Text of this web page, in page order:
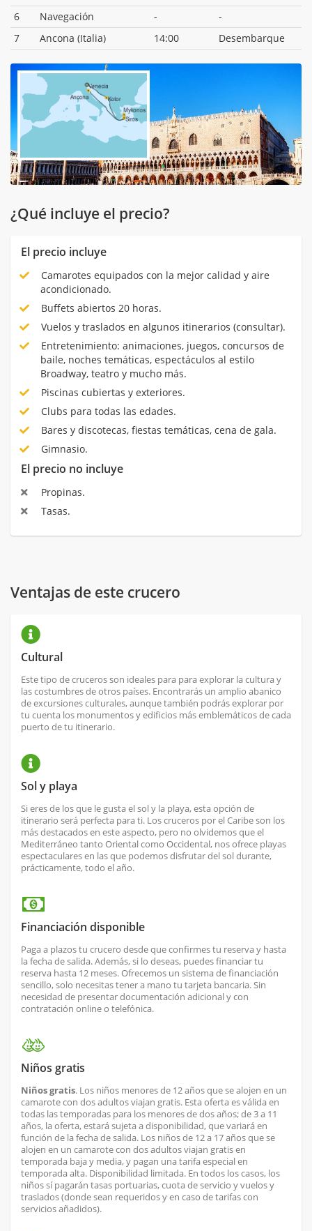
6
Navegación -
-
7
Ancona (Italia) 14:00 Desembarque
¿Qué incluye el precio?
El precio incluye
Camarotes equipados con la mejor calidad y aire
acondicionado.
Buffets abiertos 20 horas.
Vuelos y traslados en algunos itinerarios (consultar).
Entretenimiento: animaciones, juegos, concursos de
baile, noches temáticas, espectáculos al estilo
Broadway, teatro y mucho más.
Piscinas cubiertas y exteriores.
Clubs para todas las edades.
Bares y discotecas, fiestas temáticas, cena de gala.
Gimnasio.
El precio no incluye
Propinas.
Tasas.
Ventajas de este crucero
Cultural
Este tipo de cruceros son ideales para para explorar la cultura y
las costumbres de otros países. Encontrarás un amplio abanico
de excursiones culturales, aunque también podrás explorar por
tu cuenta los monumentos y edificios más emblemáticos de cada
puerto de tu itinerario.
Sol y playa
Si eres de los que le gusta el sol y la playa, esta opción de
itinerario será perfecta para ti. Los cruceros por el Caribe son los
más destacados en este aspecto, pero no olvidemos que el
Mediterráneo tanto Oriental como Occidental, nos ofrece playas
espectaculares en las que podemos disfrutar del sol durante,
prácticamente, todo el año.
Financiación disponible
Paga a plazos tu crucero desde que confirmes tu reserva y hasta
la fecha de salida. Además, si lo deseas, puedes financiar tu
reserva hasta 12 meses. Ofrecemos un sistema de financiación
sencillo, solo necesitas tener a mano tu tarjeta bancaria. Sin
necesidad de presentar documentación adicional y con
contratación online o telefónica.
Niños gratis
Niños gratis. Los niños menores de 12 años que se alojen en un
camarote con dos adultos viajan gratis. Esta oferta es válida en
todas las temporadas para los menores de dos años; de 3 a 11
años, la oferta, estará sujeta a disponibilidad, que variará en
función de la fecha de salida. Los niños de 12 a 17 años que se
alojen en un camarote con dos adultos viajan gratis en
temporada baja y media, y pagan una tarifa especial en
temporada alta. Disponibilidad limitada. En todos los casos, los
niños sí pagarán tasas portuarias, cuota de servicio y vuelos y
traslados (donde sean requeridos y en caso de tarifas con
servicios añadidos).